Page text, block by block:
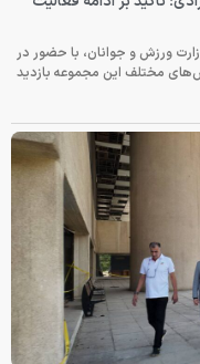
ورزش و جوانان، با حضور در
مختلف این مجموعه بازدید